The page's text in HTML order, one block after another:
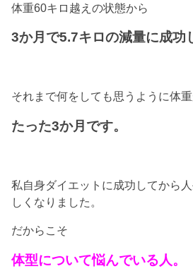
体重60キロ越えの状態から
3か月で5.7キロの減量に成功
それまで何をしても思うように体
たった3か月です。
私自身ダイエットに成功してから
しくなりました。
だからこそ
体型について悩んでいる人。